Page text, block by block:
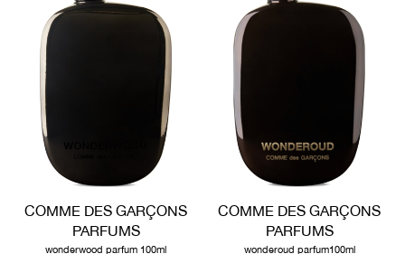
COMME DES GARÇONS
PARFUMS
wonderwood parfum 100ml
COMME DES GARÇONS
PARFUMS
wonderoud parfum100ml